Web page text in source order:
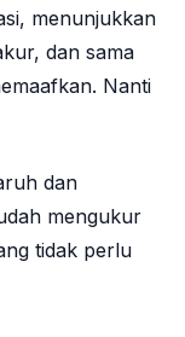
menunjukkan
dan sama
Nanti
dan
mengukur
tidak perlu